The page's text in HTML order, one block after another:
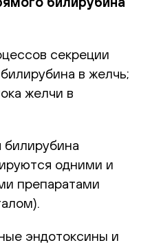
секреции
в желчь;
желчи в
билирубина
одними и
препаратами
эндотоксины и